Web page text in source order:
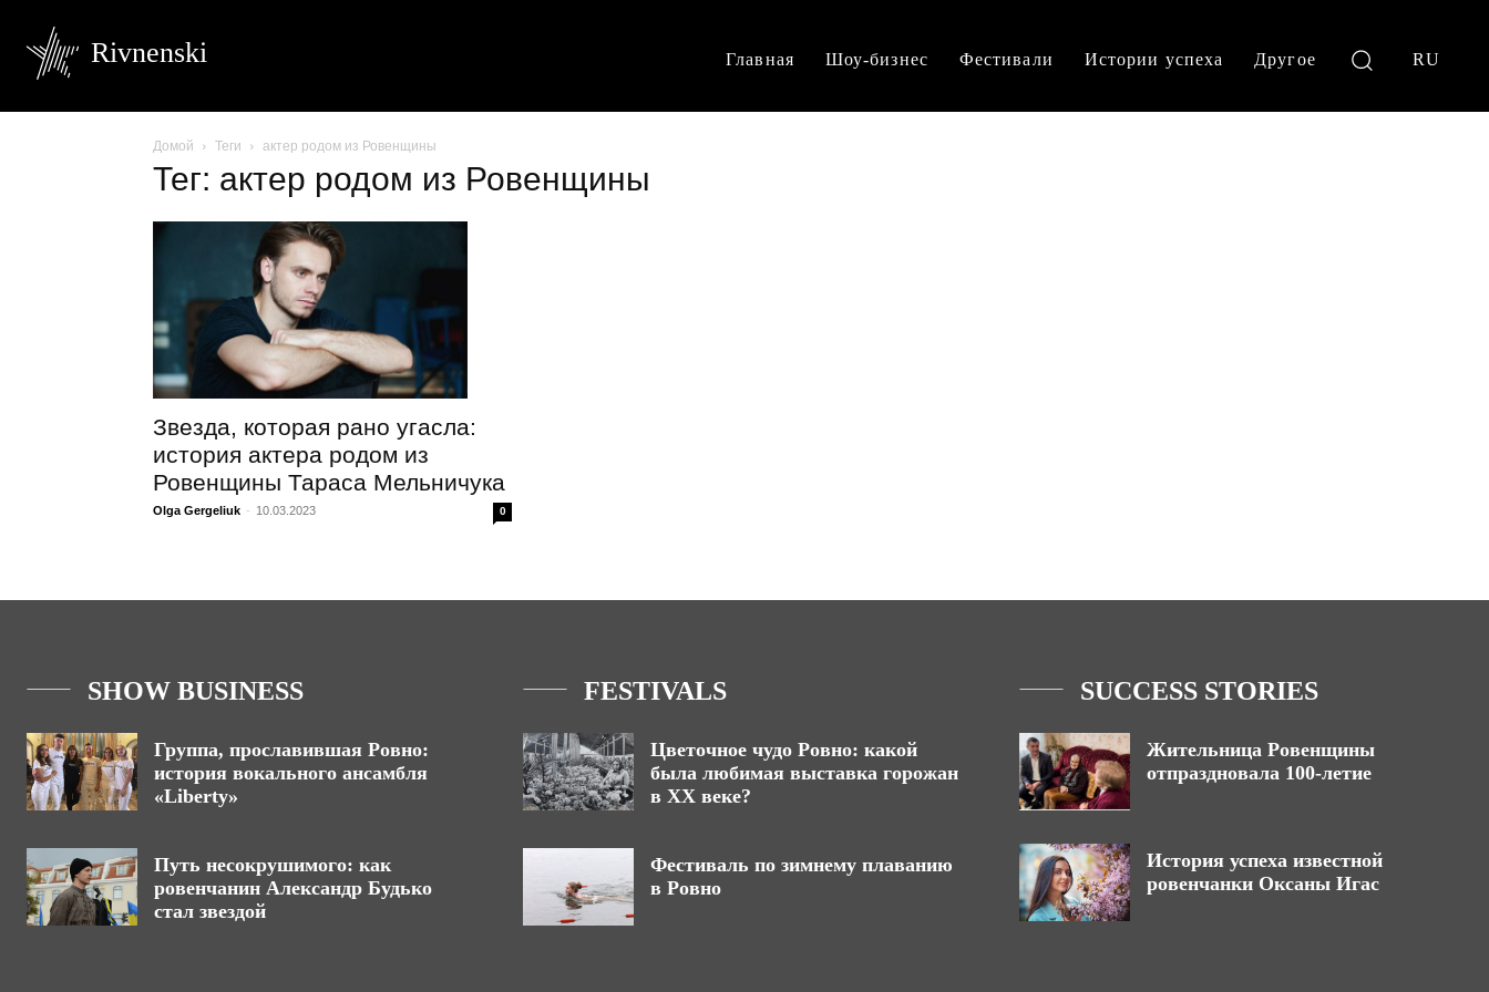
Rivnenski Главная Шоу-бизнес Фестивали Истории успеха Другое RU
Домой Теги актер родом из Ровенщины
Тег: актер родом из Ровенщины
Звезда, которая рано угасла:
история актера родом из
Ровенщины Тараса Мельничука
Olga Gergeliuk - 10.03.2023 0
SHOW BUSINESS
Группа, прославившая Ровно:
история вокального ансамбля
«Liberty»
Путь несокрушимого: как
ровенчанин Александр Будько
стал звездой
FESTIVALS
Цветочное чудо Ровно: какой
была любимая выставка горожан
в ХХ веке?
Фестиваль по зимнему плаванию
в Ровно
SUCCESS STORIES
Жительница Ровенщины
отпраздновала 100-летие
История успеха известной
ровенчанки Оксаны Игас